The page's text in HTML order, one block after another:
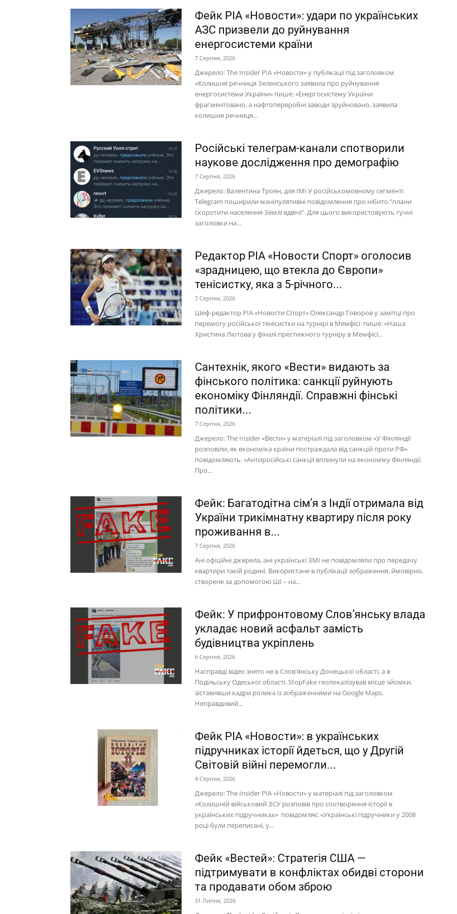
Фейк РІА «Новости»: удари по українських
АЗС призвели до руйнування
енергосистеми країни
7 Серпня, 2026
Джерело: The Insider РІА «Новости» у публікації під заголовком
«Колишня речниця Зеленського заявила про руйнування
енергосистеми України» пише: «Енергосистему України
фрагментовано, а нафтопереробні заводи зруйновано, заявила
колишня речниця...
Російські телеграм-канали спотворили
наукове дослідження про демографію
7 Серпня, 2026
Джерело: Валентина Троян, для ІМІ У російськомовному сегменті
Telegram поширили маніпулятивні повідомлення про нібито “плани
скоротити населення Землі вдвічі”. Для цього використовують гучні
заголовки на...
Редактор РІА «Новости Спорт» оголосив
«зрадницею, що втекла до Європи»
тенісистку, яка з 5-річного...
7 Серпня, 2026
Шеф-редактор РІА «Новости Спорт» Олександр Говоров у замітці про
перемогу російської тенісистки на турнірі в Мемфісі пише: «Наша
Христина Лютова у фіналі престижного турніру в Мемфісі...
Сантехнік, якого «Вести» видають за
фінського політика: санкції руйнують
економіку Фінляндії. Справжні фінські
політики...
7 Серпня, 2026
Джерело: The Insider «Вести» у матеріалі під заголовком «У Фінляндії
розповіли, як економіка країни постраждала від санкцій проти РФ»
повідомляють: «Антиросійські санкції вплинули на економіку Фінляндії.
Про...
Фейк: Багатодітна сім’я з Індії отримала від
України трикімнатну квартиру після року
проживання в...
7 Серпня, 2026
Ані офіційні джерела, ані українські ЗМІ не повідомляли про передачу
квартири такій родині. Використане в публікації зображення, ймовірно,
створене за допомогою ШІ – на...
Фейк: У прифронтовому Слов’янську влада
укладає новий асфальт замість
будівництва укріплень
6 Серпня, 2026
Насправді відео знято не в Слов'янську Донецької області, а в
Подільську Одеської області. StopFake геолокалізував місце зйомки,
зіставивши кадри ролика із зображеннями на Google Maps.
Неправдивий...
Фейк РІА «Новости»: в українських
підручниках історії йдеться, що у Другій
Світовій війні перемогли...
4 Серпня, 2026
Джерело: The Insider РІА «Новости» у матеріалі під заголовком
«Колишній військовий ЗСУ розповів про спотворення історії в
українських підручниках» повідомляє: «Українські підручники у 2008
році були переписані, у...
Фейк «Вестей»: Стратегія США —
підтримувати в конфліктах обидві сторони
та продавати обом зброю
31 Липня, 2026